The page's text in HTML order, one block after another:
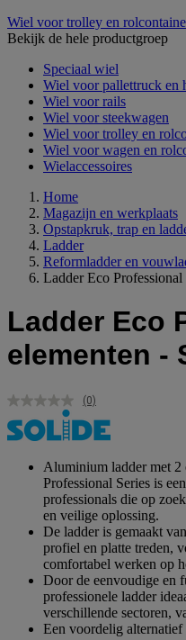
Wiel voor trolley en
Bekijk de hele productgroep
Speciaal wiel
Wiel voor pallettruck en
Wiel voor rails
Wiel voor steekwagen
Wiel voor trolley en
Wiel voor wagen en
Wielaccessoires
Home
Magazijn en werkplaats
Opstapkruk, trap en
Ladder
Reformladder en
Ladder Eco
Ladder Eco
elementen -
Geen
scorewaarde.
Dezelfde
(0)
Aluminium ladder met 2
Professional Series is
professionals die op
en veilige oplossing.
De ladder is gemaakt
profiel en platte treden,
comfortabel werken op
Door de eenvoudige en
professionele ladder
verschillende sectoren,
Een voordelig